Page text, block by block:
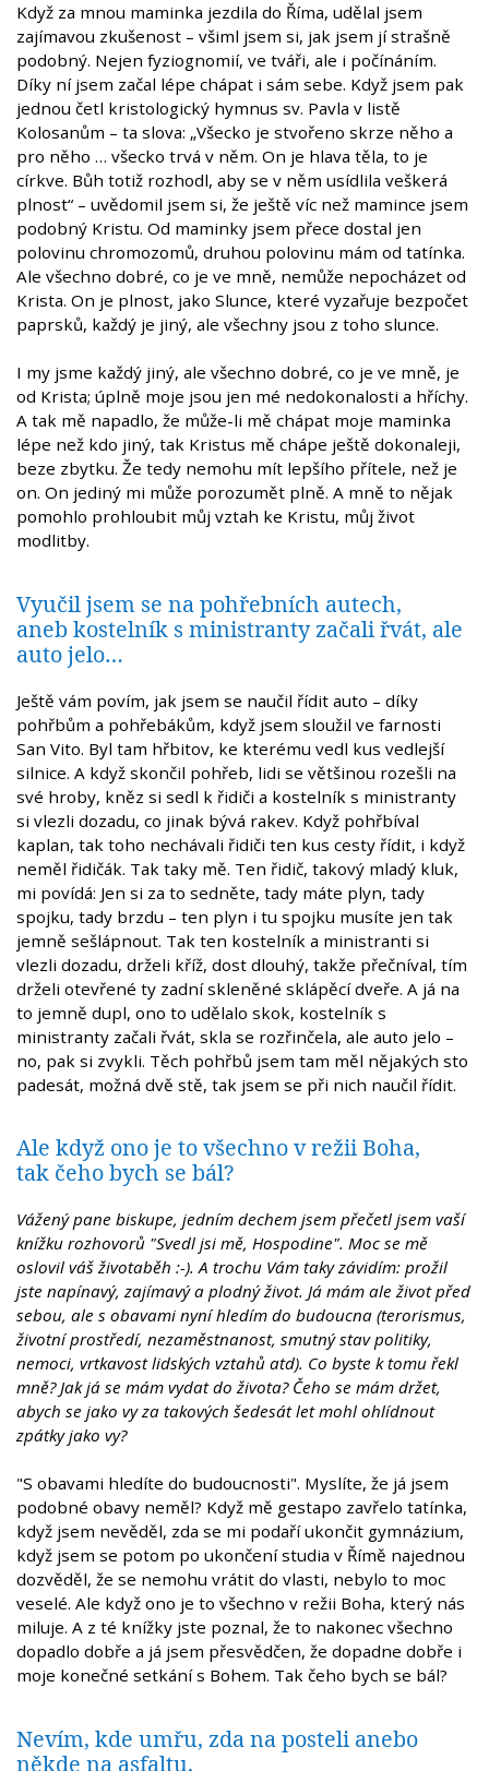
Když za mnou maminka jezdila do Říma, udělal jsem
zajímavou zkušenost – všiml jsem si, jak jsem jí strašně
podobný. Nejen fyziognomií, ve tváři, ale i počínáním.
Díky ní jsem začal lépe chápat i sám sebe. Když jsem pak
jednou četl kristologický hymnus sv. Pavla v listě
Kolosanům – ta slova: „Všecko je stvořeno skrze něho a
pro něho … všecko trvá v něm. On je hlava těla, to je
církve. Bůh totiž rozhodl, aby se v něm usídlila veškerá
plnost“ – uvědomil jsem si, že ještě víc než mamince jsem
podobný Kristu. Od maminky jsem přece dostal jen
polovinu chromozomů, druhou polovinu mám od tatínka.
Ale všechno dobré, co je ve mně, nemůže nepocházet od
Krista. On je plnost, jako Slunce, které vyzařuje bezpočet
paprsků, každý je jiný, ale všechny jsou z toho slunce.
I my jsme každý jiný, ale všechno dobré, co je ve mně, je
od Krista; úplně moje jsou jen mé nedokonalosti a hříchy.
A tak mě napadlo, že může-li mě chápat moje maminka
lépe než kdo jiný, tak Kristus mě chápe ještě dokonaleji,
beze zbytku. Že tedy nemohu mít lepšího přítele, než je
on. On jediný mi může porozumět plně. A mně to nějak
pomohlo prohloubit můj vztah ke Kristu, můj život
modlitby.
Vyučil jsem se na pohřebních autech,
aneb kostelník s ministranty začali řvát, ale
auto jelo…
Ještě vám povím, jak jsem se naučil řídit auto – díky
pohřbům a pohřebákům, když jsem sloužil ve farnosti
San Vito. Byl tam hřbitov, ke kterému vedl kus vedlejší
silnice. A když skončil pohřeb, lidi se většinou rozešli na
své hroby, kněz si sedl k řidiči a kostelník s ministranty
si vlezli dozadu, co jinak bývá rakev. Když pohřbíval
kaplan, tak toho nechávali řidiči ten kus cesty řídit, i když
neměl řidičák. Tak taky mě. Ten řidič, takový mladý kluk,
mi povídá: Jen si za to sedněte, tady máte plyn, tady
spojku, tady brzdu – ten plyn i tu spojku musíte jen tak
jemně sešlápnout. Tak ten kostelník a ministranti si
vlezli dozadu, drželi kříž, dost dlouhý, takže přečníval, tím
drželi otevřené ty zadní skleněné sklápěcí dveře. A já na
to jemně dupl, ono to udělalo skok, kostelník s
ministranty začali řvát, skla se rozřinčela, ale auto jelo –
no, pak si zvykli. Těch pohřbů jsem tam měl nějakých sto
padesát, možná dvě stě, tak jsem se při nich naučil řídit.
Ale když ono je to všechno v režii Boha,
tak čeho bych se bál?
Vážený pane biskupe, jedním dechem jsem přečetl jsem vaší
knížku rozhovorů "Svedl jsi mě, Hospodine". Moc se mě
oslovil váš životaběh :-). A trochu Vám taky závidím: prožil
jste napínavý, zajímavý a plodný život. Já mám ale život před
sebou, ale s obavami nyní hledím do budoucna (terorismus,
životní prostředí, nezaměstnanost, smutný stav politiky,
nemoci, vrtkavost lidských vztahů atd). Co byste k tomu řekl
mně? Jak já se mám vydat do života? Čeho se mám držet,
abych se jako vy za takových šedesát let mohl ohlídnout
zpátky jako vy?
"S obavami hledíte do budoucnosti". Myslíte, že já jsem
podobné obavy neměl? Když mě gestapo zavřelo tatínka,
když jsem nevěděl, zda se mi podaří ukončit gymnázium,
když jsem se potom po ukončení studia v Římě najednou
dozvěděl, že se nemohu vrátit do vlasti, nebylo to moc
veselé. Ale když ono je to všechno v režii Boha, který nás
miluje. A z té knížky jste poznal, že to nakonec všechno
dopadlo dobře a já jsem přesvědčen, že dopadne dobře i
moje konečné setkání s Bohem. Tak čeho bych se bál?
Nevím, kde umřu, zda na posteli anebo
někde na asfaltu,